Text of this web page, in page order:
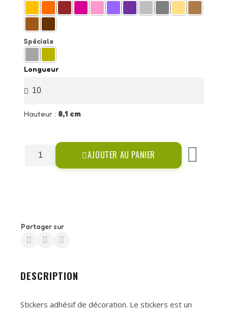
Spéciale
Longueur
Hauteur : 8,1 cm
AJOUTER AU PANIER
Partager sur
DESCRIPTION
Stickers adhésif de décoration. Le stickers est un